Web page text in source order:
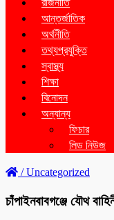
রাজনীতি
আন্তর্জাতিক
অর্থনীতি
তথ্যপ্রযুক্তি
স্বাস্থ্য
শিক্ষা
বিনোদন
অন্যান্য
ফিচার
লিড নিউজ
/Uncategorized
চাঁপাইনবাবগঞ্জে যৌথ